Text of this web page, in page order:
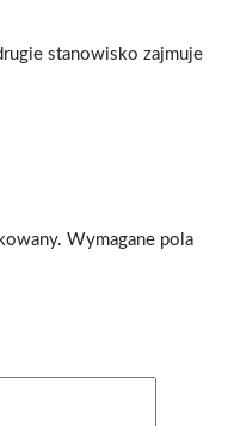
stanowisko zajmuje
Wymagane pola